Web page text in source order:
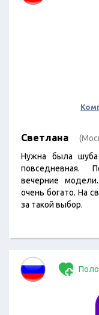
Светлана
Нужна была
повседневная.
вечерние
очень богато. На
за такой выбор.